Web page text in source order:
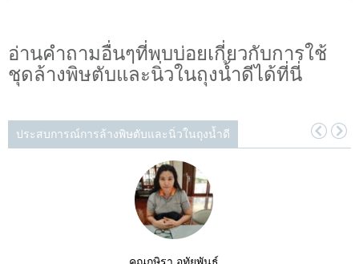
อ่านคำถามอื่นๆที่พบบ่อยเกี่ยวกับการใช้
ชุดล้างพิษตับและนิ่วในถุงน้ำดีได้ที่นี่
ประสบการณ์การล้างพิษตับและนิ่วในถุงน้ำดี